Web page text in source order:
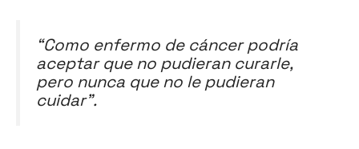
“Como enfermo de cáncer podría
aceptar que no pudieran curarle,
pero nunca que no le pudieran
cuidar”.